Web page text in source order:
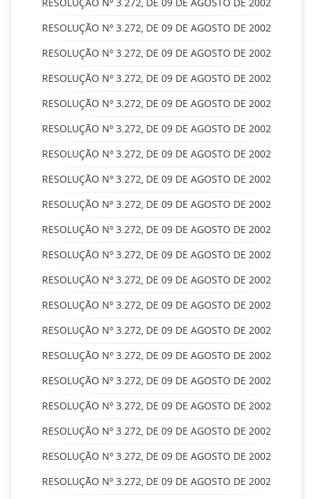
RESOLUÇÃO Nº 3.272, DE 09 DE AGOSTO DE 2002
RESOLUÇÃO Nº 3.272, DE 09 DE AGOSTO DE 2002
RESOLUÇÃO Nº 3.272, DE 09 DE AGOSTO DE 2002
RESOLUÇÃO Nº 3.272, DE 09 DE AGOSTO DE 2002
RESOLUÇÃO Nº 3.272, DE 09 DE AGOSTO DE 2002
RESOLUÇÃO Nº 3.272, DE 09 DE AGOSTO DE 2002
RESOLUÇÃO Nº 3.272, DE 09 DE AGOSTO DE 2002
RESOLUÇÃO Nº 3.272, DE 09 DE AGOSTO DE 2002
RESOLUÇÃO Nº 3.272, DE 09 DE AGOSTO DE 2002
RESOLUÇÃO Nº 3.272, DE 09 DE AGOSTO DE 2002
RESOLUÇÃO Nº 3.272, DE 09 DE AGOSTO DE 2002
RESOLUÇÃO Nº 3.272, DE 09 DE AGOSTO DE 2002
RESOLUÇÃO Nº 3.272, DE 09 DE AGOSTO DE 2002
RESOLUÇÃO Nº 3.272, DE 09 DE AGOSTO DE 2002
RESOLUÇÃO Nº 3.272, DE 09 DE AGOSTO DE 2002
RESOLUÇÃO Nº 3.272, DE 09 DE AGOSTO DE 2002
RESOLUÇÃO Nº 3.272, DE 09 DE AGOSTO DE 2002
RESOLUÇÃO Nº 3.272, DE 09 DE AGOSTO DE 2002
RESOLUÇÃO Nº 3.272, DE 09 DE AGOSTO DE 2002